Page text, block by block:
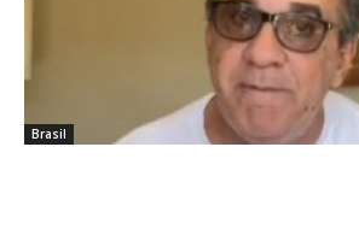
Brasil